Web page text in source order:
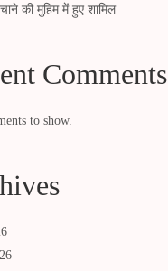
की मुहिम में हुए शामिल
Comments
to show.